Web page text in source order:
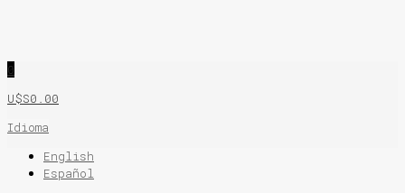
0
U$S0.00
Idioma
English
Español